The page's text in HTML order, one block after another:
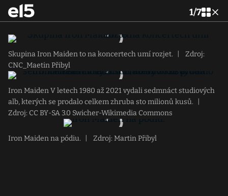
1/7
Skupina Iron Maiden to na koncertech umí rozjet.
Zdroj:
CNC_Maetin Přibyl
Iron Maiden V letech 1980 až 2021 vydali sedmnáct studiových
alb, kterých se prodalo celkem zhruba sto milionů kusů.
Zdroj: CC BY-SA 3.0 Swicher-Wikimedia Commons
Iron Maiden na pódiu. Zdroj: Martin Přibyl